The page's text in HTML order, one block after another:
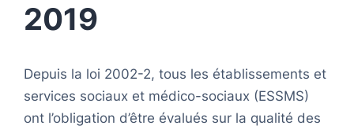
2019
Depuis la loi 2002-2, tous les établissements et
services sociaux et médico-sociaux (ESSMS)
ont l’obligation d’être évalués sur la qualité des